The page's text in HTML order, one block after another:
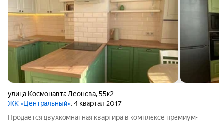
улица Космонавта Леонова,55к2
ЖК «Центральный», 4 квартал 2017
Продаётся двухкомнатная квартира в комплексе премиум-